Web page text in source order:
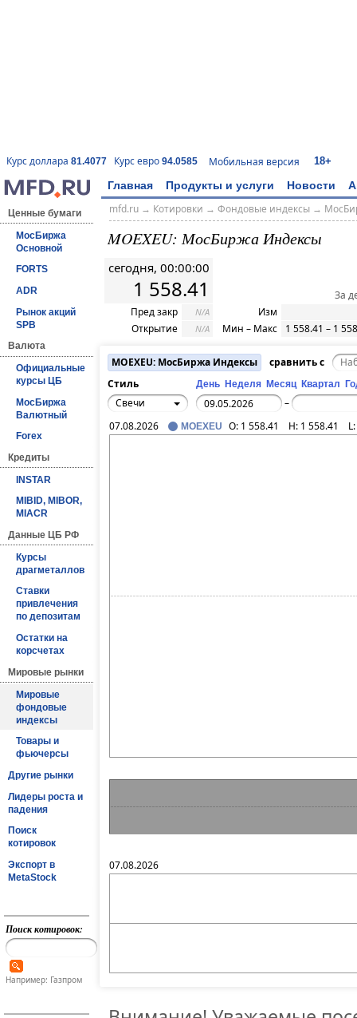
Курс доллара 81.4077 Курс евро 94.0585 Мобильная версия 18+
Главная Продукты и услуги Новости
Ценные бумаги
МосБиржа
Основной
FORTS
ADR
Рынок акций
SPB
Валюта
Официальные
курсы ЦБ
МосБиржа
Валютный
Forex
Кредиты
INSTAR
MIBID, MIBOR,
MIACR
Данные ЦБ РФ
Курсы
драгметаллов
Ставки
привлечения
по депозитам
Остатки на
корсчетах
Мировые рынки
Мировые
фондовые
индексы
Товары и
фьючерсы
Другие рынки
Лидеры роста и
падения
Поиск
котировок
Экспорт в
MetaStock
Поиск котировок:
Например: Газпром
mfd.ru→ Котировки → Фондовые индексы→
MOEXEU: МосБиржа Индексы
сегодня, 00:00:00
1 558.41
Пред закр N/A
Открытие N/A
За
Изм
Мин – Макс
1 558.41 – 1
MOEXEU: МосБиржа Индексы
сравнить с
Стиль
День Неделя Месяц Квартал
Свечи
–
07.08.2026
MOEXEU O: 1 558.41 H: 1 558.41 L:
07.08.2026